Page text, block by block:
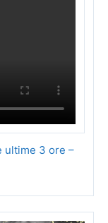
ultime 3 ore –